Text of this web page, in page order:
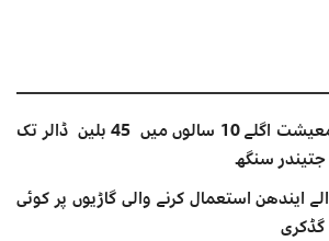
بھارت کی خلائی معیشت اگلے 10 سالوں میں 45 بلین ڈالر تک
جتیندر سنگھ
ایندھن استعمال کرنے والی گاڑیوں پر کوئی
گڈکری